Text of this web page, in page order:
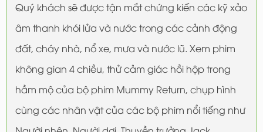
Quý khách sẽ được tận mắt chứng kiến các kỹ xảo
âm thanh khói lửa và nước trong các cảnh động
đất, cháy nhà, nổ xe, mưa và nước lũ. Xem phim
không gian 4 chiều, thử cảm giác hồi hộp trong
hầm mộ của bộ phim Mummy Return, chụp hình
cùng các nhân vật của các bộ phim nổi tiếng như